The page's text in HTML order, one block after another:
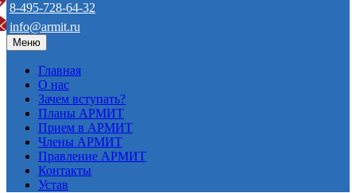
8-495-728-64-32
info@armit.ru
Меню
Главная
О нас
Зачем вступать?
Планы АРМИТ
Прием в АРМИТ
Члены АРМИТ
Правление АРМИТ
Контакты
Устав